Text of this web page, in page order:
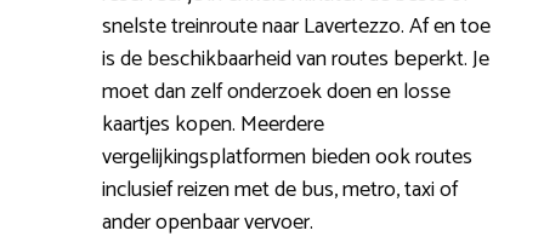
snelste treinroute naar Lavertezzo. Af en toe
is de beschikbaarheid van routes beperkt. Je
moet dan zelf onderzoek doen en losse
kaartjes kopen. Meerdere
vergelijkingsplatformen bieden ook routes
inclusief reizen met de bus, metro, taxi of
ander openbaar vervoer.